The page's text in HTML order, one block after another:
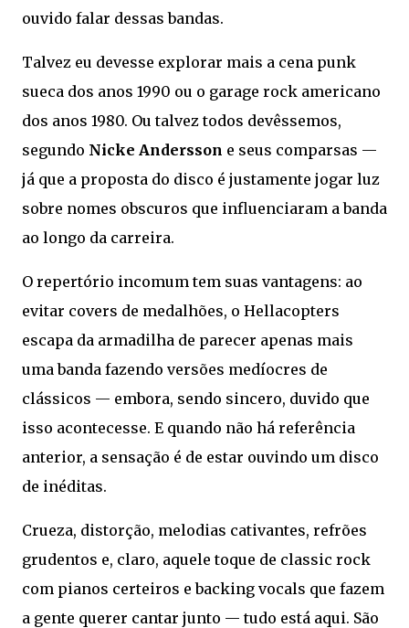
ouvido falar dessas bandas.
Talvez eu devesse explorar mais a cena punk
sueca dos anos 1990 ou o garage rock americano
dos anos 1980. Ou talvez todos devêssemos,
segundo Nicke Andersson e seus comparsas —
já que a proposta do disco é justamente jogar luz
sobre nomes obscuros que influenciaram a banda
ao longo da carreira.
O repertório incomum tem suas vantagens: ao
evitar covers de medalhões, o Hellacopters
escapa da armadilha de parecer apenas mais
uma banda fazendo versões medíocres de
clássicos — embora, sendo sincero, duvido que
isso acontecesse. E quando não há referência
anterior, a sensação é de estar ouvindo um disco
de inéditas.
Crueza, distorção, melodias cativantes, refrões
grudentos e, claro, aquele toque de classic rock
com pianos certeiros e backing vocals que fazem
a gente querer cantar junto — tudo está aqui. São